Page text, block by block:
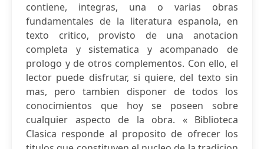
contiene, integras, una o varias obras
fundamentales de la literatura espanola, en
texto critico, provisto de una anotacion
completa y sistematica y acompanado de
prologo y de otros complementos. Con ello, el
lector puede disfrutar, si quiere, del texto sin
mas, pero tambien disponer de todos los
conocimientos que hoy se poseen sobre
cualquier aspecto de la obra. « Biblioteca
Clasica responde al proposito de ofrecer los